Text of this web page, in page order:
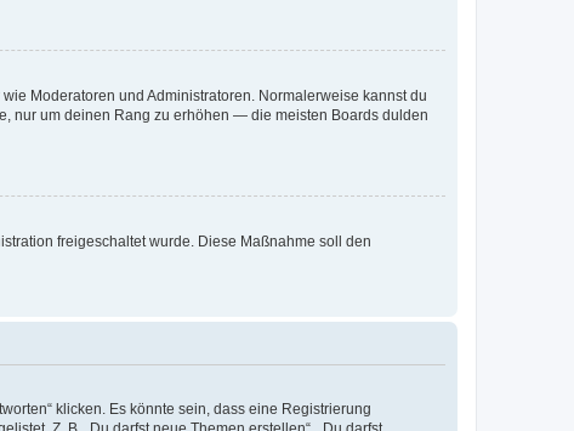
Moderatoren und Administratoren. Normalerweise kannst du
nur um deinen Rang zu erhöhen — die meisten Boards dulden
freigeschaltet wurde. Diese Maßnahme soll den
klicken. Es könnte sein, dass eine Registrierung